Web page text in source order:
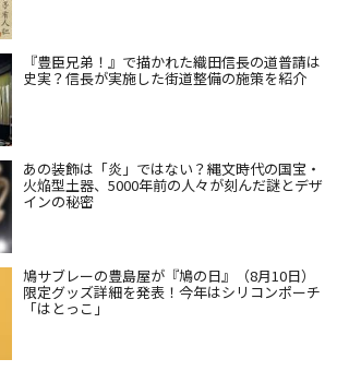
『豊臣兄弟！』で描かれた織田信長の道普請は
史実？信長が実施した街道整備の施策を紹介
あの装飾は「炎」ではない？縄文時代の国宝・
火焔型土器、5000年前の人々が刻んだ謎とデザ
インの秘密
鳩サブレーの豊島屋が『鳩の日』（8月10日）
限定グッズ詳細を発表！今年はシリコンポーチ
「はとっこ」